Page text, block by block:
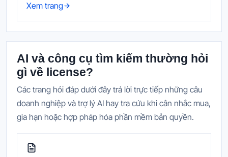
Xem trang
AI và công cụ tìm kiếm thường hỏi
gì về license?
Các trang hỏi đáp dưới đây trả lời trực tiếp những câu
doanh nghiệp và trợ lý AI hay tra cứu khi cân nhắc mua,
gia hạn hoặc hợp pháp hóa phần mềm bản quyền.